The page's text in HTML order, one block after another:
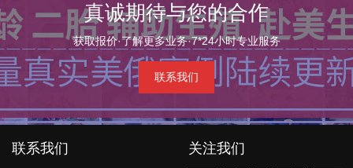
真诚期待与您的合作
获取报价·了解更多业务·7*24小时专业服务
联系我们
联系我们 关注我们